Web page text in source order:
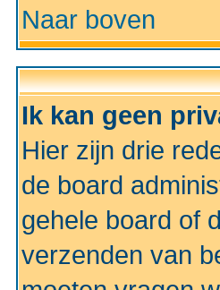
Naar boven
Ik kan geen
Hier zijn drie
de board
gehele board of
verzenden van